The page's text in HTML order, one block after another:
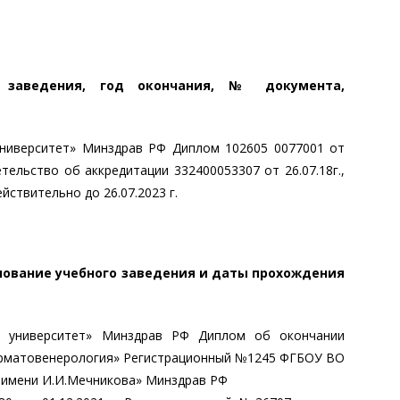
заведения, год окончания, № документа,
Минздрав РФ Диплом 102605 0077001 от
об аккредитации 332400053307 от 26.07.18г.,
до 26.07.2023 г.
учебного заведения и даты прохождения
университет» Минздрав РФ Диплом об окончании
Регистрационный №1245 ФГБОУ ВО
имени И.И.Мечникова» Минздрав РФ